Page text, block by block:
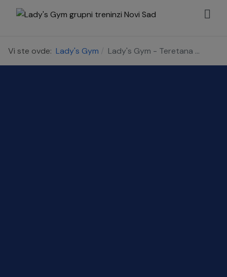
Vi ste ovde: Lady's Gym Lady's Gym - Teretana ...